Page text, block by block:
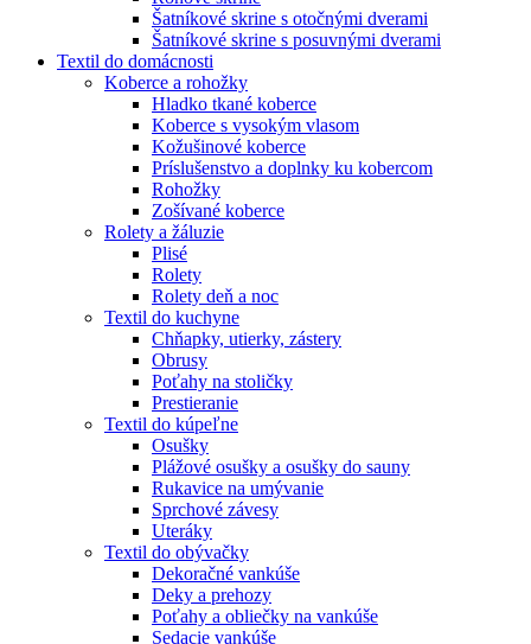
Šatníkové skrine s otočnými dverami
Šatníkové skrine s posuvnými dverami
Textil do domácnosti
Koberce a rohožky
Hladko tkané koberce
Koberce s vysokým vlasom
Kožušinové koberce
Príslušenstvo a doplnky ku kobercom
Rohožky
Zošívané koberce
Rolety a žáluzie
Plisé
Rolety
Rolety deň a noc
Textil do kuchyne
Chňapky, utierky, zástery
Obrusy
Poťahy na stoličky
Prestieranie
Textil do kúpeľne
Osušky
Plážové osušky a osušky do sauny
Rukavice na umývanie
Sprchové závesy
Uteráky
Textil do obývačky
Dekoračné vankúše
Deky a prehozy
Poťahy a obliečky na vankúše
Sedacie vankúše